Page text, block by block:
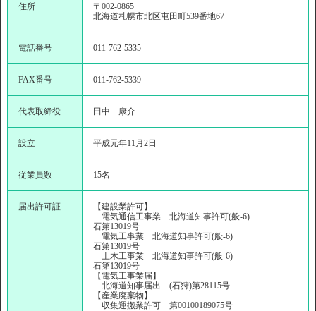
住所
〒002-0865
北海道札幌市北区屯田町539番地67
電話番号 011-762-5335
FAX番号 011-762-5339
代表取締役 田中 康介
設立 平成元年11月2日
従業員数 15名
届出許可証
【建設業許可】
電気通信工事業 北海道知事許可(般-6)
石第13019号
電気工事業 北海道知事許可(般-6)
石第13019号
土木工事業 北海道知事許可(般-6)
石第13019号
【電気工事業届】
北海道知事届出 (石狩)第28115号
【産業廃棄物】
収集運搬業許可 第00100189075号